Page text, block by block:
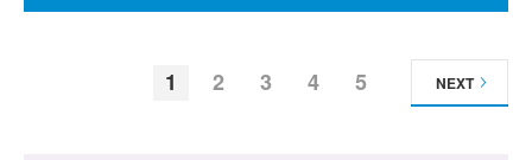
1 2 3 4 5 NEXT